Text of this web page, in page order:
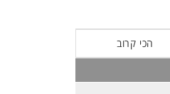
הכי קרוב